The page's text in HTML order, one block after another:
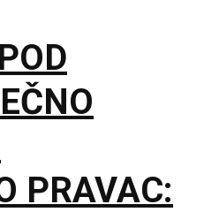
PRAVAC: